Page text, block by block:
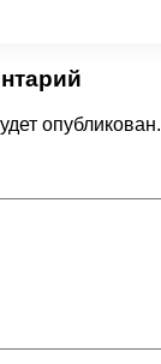
опубликован.